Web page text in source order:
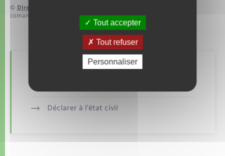
© Direction de l’information légale et administrative
comarquage developpé parbaseo.io
Retrouvez aussi
Déclarer à l’état civil
Tout accepter
Tout refuser
Personnaliser